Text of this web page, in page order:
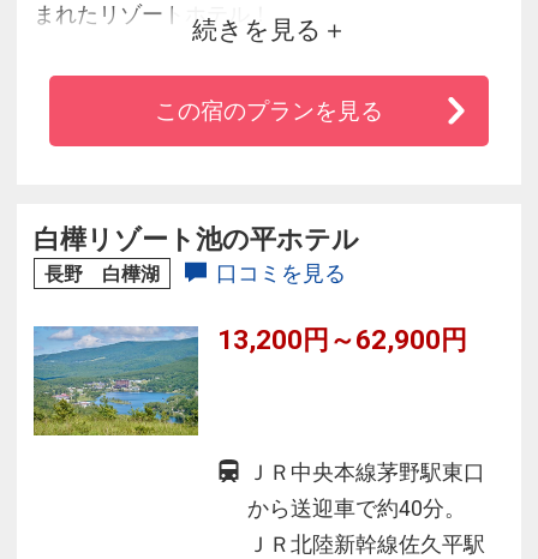
まれたリゾートホテル！
JR上越新幹線越後湯沢駅から車で3分（送迎バス
あり／定時運行）
関越自動車道湯沢I．Cより5分、駐車場:有り
ちた施設！
ニューオータニグループとしてお客様の快適な
いたします。
続きを見る
この宿のプランを見る
白樺リゾート池の平ホテル
長野 白樺湖 口コミを見る
13,200円～62,900円
ＪＲ中央本線茅野駅東口
から送迎車で約40分。
ＪＲ北陸新幹線佐久平駅